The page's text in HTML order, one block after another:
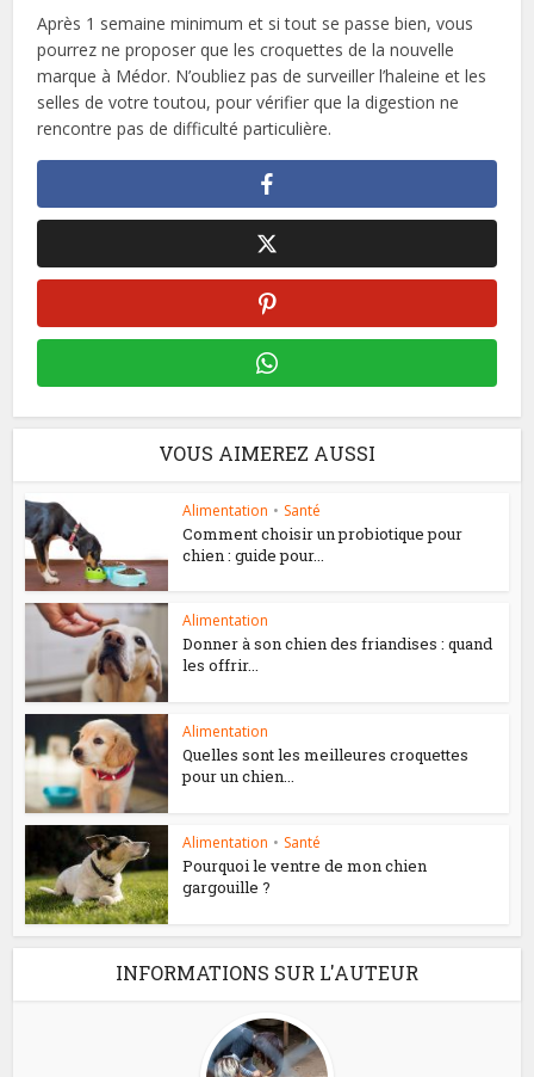
Après 1 semaine minimum et si tout se passe bien, vous
pourrez ne proposer que les croquettes de la nouvelle
marque à Médor. N’oubliez pas de surveiller l’haleine et les
selles de votre toutou, pour vérifier que la digestion ne
rencontre pas de difficulté particulière.
VOUS AIMEREZ AUSSI
Alimentation • Santé
Comment choisir un probiotique pour
chien : guide pour...
Alimentation
Donner à son chien des friandises : quand
les offrir...
Alimentation
Quelles sont les meilleures croquettes
pour un chien...
Alimentation • Santé
Pourquoi le ventre de mon chien
gargouille ?
INFORMATIONS SUR L'AUTEUR